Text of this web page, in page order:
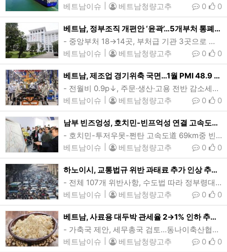
베트남이슈
베트남청량고추 0
0
베트남, 정부조직 개편안 ‘윤곽’…5개부처 통폐합
- 중앙부처 18→14곳, 부처급 기관 3곳으로 축소…이달중 국회 특별심의- 기획투자부+재정부, 교통운송부+건설부- 농업농촌개발부+자연자원환경부, 정보통신부+과학기술부, 노동보훈사회부+내무부하노이시 바딘군에 위치한 베트남정부 청사. 정부가 마련한 조직축소 개편안이 국회에서 통과되면 현재 18개인 중앙부처는 5개 부처 통폐합, 1개 부처 신설로 모두 14곳으로 줄어들며, 부처급 기관은 4개로 조정된다. (사진=베트남정부포털)[인사이드비나=하노이, 떤 풍(Tan phung) 기자] 베트남정부가 추진해온 정부조직 축소 개편안의 …
베트남이슈
베트남청량고추 0
0
베트남, 제조업 경기위축 국면…1월 PMI 48.9 두달연속 기준치 하회
- 전월비 0.9p↓, 주문·생산·고용 전반 감소세…줄어든 일감에 작업잔고↓- 생산비 증가세 둔화, 인플레이션 완화 영향…업계 수요진작 목적 단가인하 단행베트남의 제조업 PMI는 새해 첫달 48.9를 기록, 2개월 연속 기준치(50)를 하회하며 경기위축 국면을 보였다. 1월 PMI 감소는 주로 신규주문과 생산, 고용 감소에 기인했다. (사진=vneconomy)[인사이드비나=하노이, 이희상 기자] 새해 첫달 베트남의 제조업 PMI(구매관리자지수)가 전월에 이어 2개월 연속 기준치를 밑돌면서 제조업 경기가 위축 국면에 들어선 것&nbs…
베트남이슈
베트남청량고추 0
0
남부 빈즈엉성, 호치민-빈프억성 연결 고속도로 착공…2027년중 완공
- 호치민-투저우못-쩐탄 고속도道 69km중 빈즈엉성 구간…1단계 3.5억달러 투자- 총사업비 17.4조동(6.9억달러), 중부고원-동남부 롱탄신공항 등 연결성 개선팜 민 찐 총리(국방색 상의)가 호치민-투저우못-쩐탄 고속도로 건설계획에 대한 설명을 듣고 있는 모습. 빈즈엉성 인민위원회는 행정부 지도자들이 참석한 가운데 호치민-투저우못-쩐탄 고속도로의 빈즈엉성 구간 기공식을 1일 개최했다. (사진=VnExpress/Phuoc Tuan)[인사이드비나=호치민, 투 탄(Thu thanh) 기자] 베트남 남부 호치민시와 …
베트남이슈
베트남청량고추 0
0
하노이시, 교통법규 위반 과태료 추가 인상 추진…최고 2배
- 전체 107개 위반사항, 수도법 따라 정부령대비 2배 범위내 인상가능- 교통문화·준법정신 함양위해 필요…음주운전·측정불응·약물운전 등 최고 6000만동끝없이 밀려드는 차량들로 정체 현상이 발생한 하노이시의 한 대로의 모습. 올들어 베트남이 교통법규 위반에 처분되는 과태료를 대폭 인상한 가운데 하노이시는 이보다 더 높은 과태료를 부과하는 방안을 추진하고 있다. (사진=VnExpress/Pham Chieu)[인사이드비나=하노이, 떤 풍(Tan phung) 기자] 올들어 베트남이 교통법규 위반에 처분되는 과태료를 대폭 인상한…
베트남이슈
베트남청량고추 0
0
베트남, 사료용 대두박 관세율 2→1% 인하 추진…축산업 지원방안
- 가축국 제안, 세무총국 검토…동나이축산협회·가축사료생산·수입기업 청원베트남이 국내 축산업과 가축생산업을 지원·강화하기 위한 방안으로 가축사료용 수입산 대두박의 관세를 현행 2%에서 1%로 인하를 추진하고 있다. (사진=thesaigontimes)[인사이드비나=호치민, 투 탄(Thu thanh) 기자] 베트남이 국내 축산업과 가축생산업을 지원·강화하기 위한 방안으로 가축사료용 수입산 대두박(대두에서 기름을 짜고 남은 콩찌꺼기)의 관세 인하를 추진하고 있다.농업농촌개발부 가축국은 최근 가축사료로 수입되는 대두박에 부과되는 …
베트남이슈
베트남청량고추 0
0